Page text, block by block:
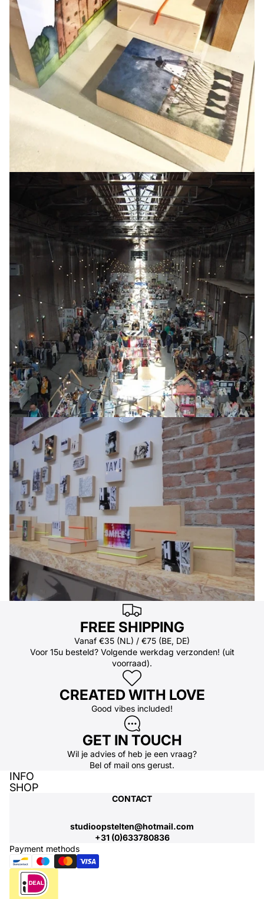
FREE SHIPPING
Vanaf €35 (NL) / €75 (BE, DE)
Voor 15u besteld? Volgende werkdag verzonden! (uit
voorraad).
CREATED WITH LOVE
Good vibes included!
GET IN TOUCH
Wil je advies of heb je een vraag?
Bel of mail ons gerust.
INFO
SHOP
CONTACT
studioopstelten@hotmail.com
+31 (0)633780836
Payment methods